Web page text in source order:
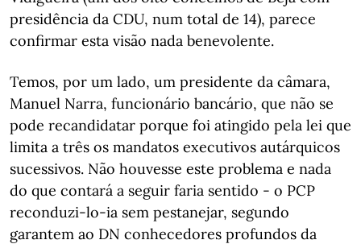
presidência da CDU, num total de 14), parece
confirmar esta visão nada benevolente.
Temos, por um lado, um presidente da câmara,
Manuel Narra, funcionário bancário, que não se
pode recandidatar porque foi atingido pela lei que
limita a três os mandatos executivos autárquicos
sucessivos. Não houvesse este problema e nada
do que contará a seguir faria sentido - o PCP
reconduzi-lo-ia sem pestanejar, segundo
garantem ao DN conhecedores profundos da